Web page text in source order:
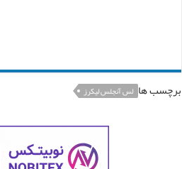
برچسب ها لس آنجلس لیکرز